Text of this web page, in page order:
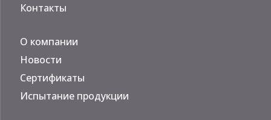
Контакты
О компании
Новости
Сертификаты
Испытание продукции